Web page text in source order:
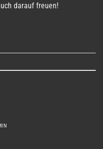
darauf freuen!